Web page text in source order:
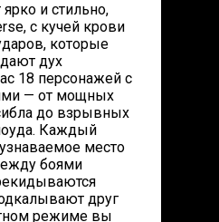
и стильно,
с кучей крови
которые
дух
18 персонажей с
— от мощных
до взрывных
Каждый
место
боями
друг
режиме вы